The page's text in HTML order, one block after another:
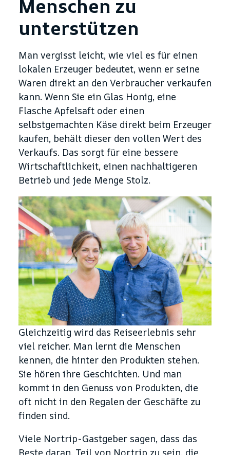
Menschen zu
unterstützen
Man vergisst leicht, wie viel es für einen
lokalen Erzeuger bedeutet, wenn er seine
Waren direkt an den Verbraucher verkaufen
kann. Wenn Sie ein Glas Honig, eine
Flasche Apfelsaft oder einen
selbstgemachten Käse direkt beim Erzeuger
kaufen, behält dieser den vollen Wert des
Verkaufs. Das sorgt für eine bessere
Wirtschaftlichkeit, einen nachhaltigeren
Betrieb und jede Menge Stolz.
Gleichzeitig wird das Reiseerlebnis sehr
viel reicher. Man lernt die Menschen
kennen, die hinter den Produkten stehen.
Sie hören ihre Geschichten. Und man
kommt in den Genuss von Produkten, die
oft nicht in den Regalen der Geschäfte zu
finden sind.
Viele Nortrip-Gastgeber sagen, dass das
Beste daran, Teil von Nortrip zu sein, die